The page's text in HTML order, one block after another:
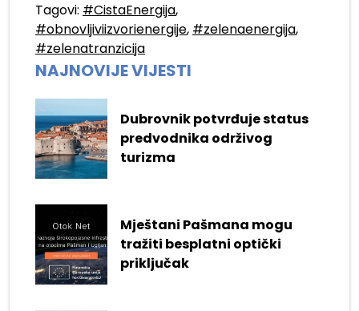
Tagovi: #CistaEnergija,
#obnovljiviizvorienergije, #zelenaenergija,
#zelenatranzicija
NAJNOVIJE VIJESTI
Dubrovnik potvrđuje status
predvodnika održivog
turizma
Mještani Pašmana mogu
tražiti besplatni optički
priključak